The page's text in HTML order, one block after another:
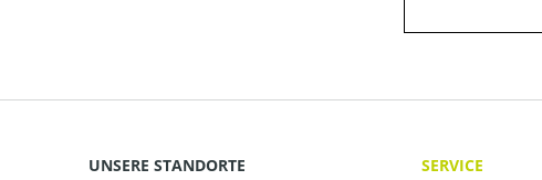
UNSERE STANDORTE
SERVICE